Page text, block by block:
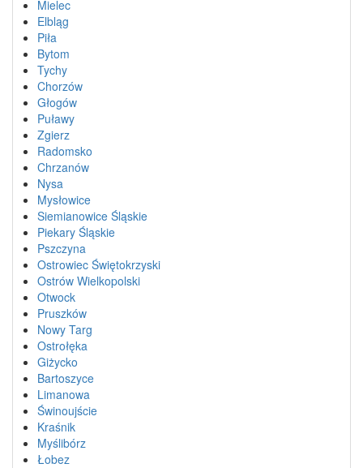
Mielec
Elbląg
Piła
Bytom
Tychy
Chorzów
Głogów
Puławy
Zgierz
Radomsko
Chrzanów
Nysa
Mysłowice
Siemianowice Śląskie
Piekary Śląskie
Pszczyna
Ostrowiec Świętokrzyski
Ostrów Wielkopolski
Otwock
Pruszków
Nowy Targ
Ostrołęka
Giżycko
Bartoszyce
Limanowa
Świnoujście
Kraśnik
Myślibórz
Łobez